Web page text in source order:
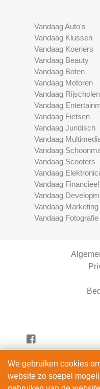
Vandaag Auto's
Vandaag Klussen
Vandaag Koeriers
Vandaag Beauty
Vandaag Boten
Vandaag Motoren
Vandaag Rijscholen
Vandaag
Vandaag Fietsen
Vandaag Juridisch
Vandaag
Vandaag
Vandaag Scooters
Vandaag
Vandaag Financieel
Vandaag
Vandaag Marketing
Vandaag Fotografie
Serviceright
We gebruiken cookies
website zo soepel